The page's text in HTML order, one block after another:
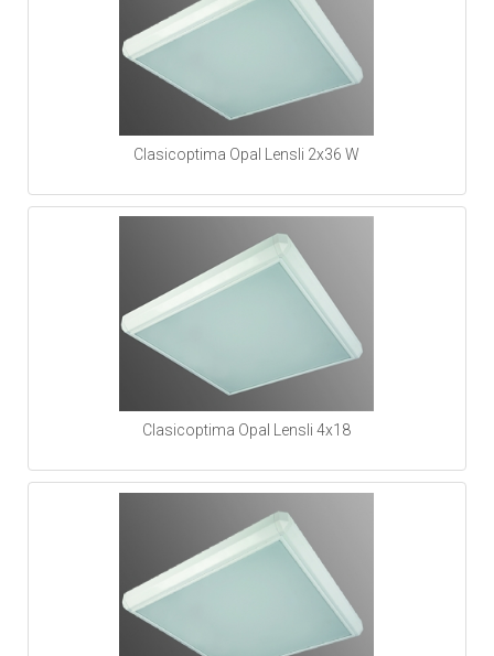
Clasicoptima Opal Lensli 2x36 W
Clasicoptima Opal Lensli 4x18